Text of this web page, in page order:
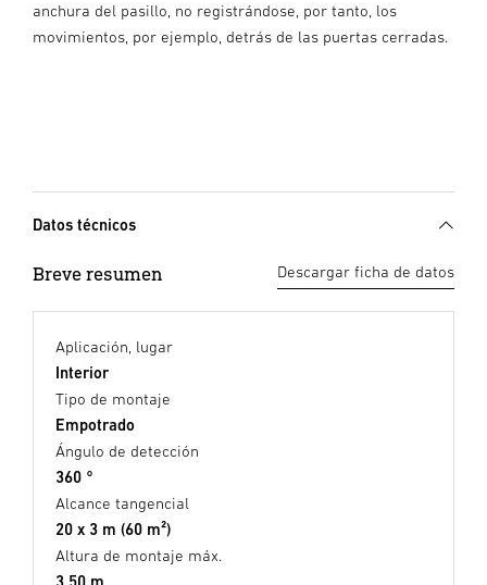
anchura del pasillo, no registrándose, por tanto, los
movimientos, por ejemplo, detrás de las puertas cerradas.
Datos técnicos
Breve resumen Descargar ficha de datos
Aplicación, lugar
Interior
Tipo de montaje
Empotrado
Ángulo de detección
360 °
Alcance tangencial
20 x 3 m (60 m²)
Altura de montaje máx.